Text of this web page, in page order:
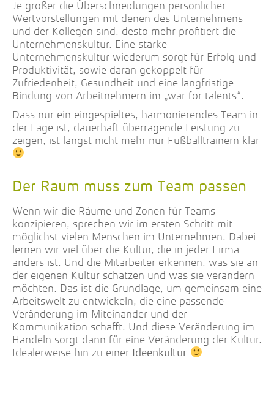
Je größer die Überschneidungen persönlicher
Wertvorstellungen mit denen des Unternehmens
und der Kollegen sind, desto mehr profitiert die
Unternehmenskultur. Eine starke
Unternehmenskultur wiederum sorgt für Erfolg und
Produktivität, sowie daran gekoppelt für
Zufriedenheit, Gesundheit und eine langfristige
Bindung von Arbeitnehmern im „war for talents“.
Dass nur ein eingespieltes, harmonierendes Team in
der Lage ist, dauerhaft überragende Leistung zu
zeigen, ist längst nicht mehr nur Fußballtrainern klar
Der Raum muss zum Team passen
Wenn wir die Räume und Zonen für Teams
konzipieren, sprechen wir im ersten Schritt mit
möglichst vielen Menschen im Unternehmen. Dabei
lernen wir viel über die Kultur, die in jeder Firma
anders ist. Und die Mitarbeiter erkennen, was sie an
der eigenen Kultur schätzen und was sie verändern
möchten. Das ist die Grundlage, um gemeinsam eine
Arbeitswelt zu entwickeln, die eine passende
Veränderung im Miteinander und der
Kommunikation schafft. Und diese Veränderung im
Handeln sorgt dann für eine Veränderung der Kultur.
Idealerweise hin zu einer
Ideenkultur